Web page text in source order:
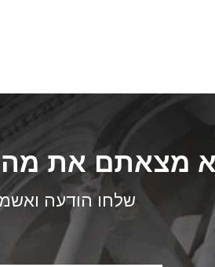
מצאתם את
שלחו הודעה